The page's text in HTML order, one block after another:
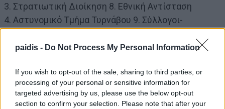
paidis - Do Not Process My Personal Information
If you wish to opt-out of the sale, sharing to third parties, or
processing of your personal or sensitive information for
targeted advertising by us, please use the below opt-out
section to confirm your selection. Please note that after your
3. Στρατιωτική Διοίκηση 8. Εθνική Αντίσταση
4. Αστυνομικό Τμήμα Τυρνάβου 9. Σύλλογοι-
5. Δημ. Κοινότητα Αμπελώνα
-Τήρηση ενός λεπτού σιγής
– Εθνικός Ύμνος